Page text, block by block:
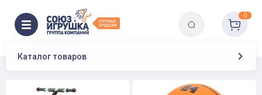
Каталог товаров
0
Главная
Спортивные товары